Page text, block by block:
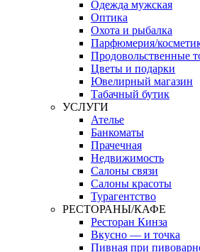
Одежда мужская
Оптика
Охота и рыбалка
Парфюмерия/
Продовольственные
Цветы и подарки
Ювелирный магазин
Табачный бутик
УСЛУГИ
Ателье
Банкоматы
Прачечная
Недвижимость
Салоны связи
Салоны красоты
Турагентство
РЕСТОРАНЫ/КАФЕ
Ресторан Кинза
Вкусно — и точка
Пивная при